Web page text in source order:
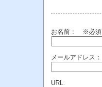
お名前： ※必須
メールアドレス：
URL: